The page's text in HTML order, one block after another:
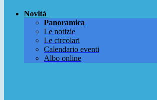
Novità
Panoramica
Le notizie
Le circolari
Calendario eventi
Albo online